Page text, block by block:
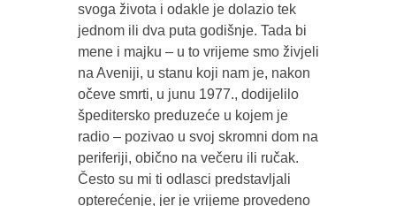
svoga života i odakle je dolazio tek
jednom ili dva puta godišnje. Tada bi
mene i majku – u to vrijeme smo živjeli
na Aveniji, u stanu koji nam je, nakon
očeve smrti, u junu 1977., dodijelilo
špeditersko preduzeće u kojem je
radio – pozivao u svoj skromni dom na
periferiji, obično na večeru ili ručak.
Često su mi ti odlasci predstavljali
opterećenje, jer je vrijeme provedeno